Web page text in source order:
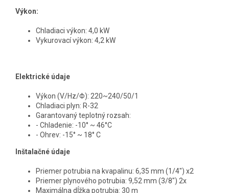
Výkon:
Chladiaci výkon: 4,0 kW
Vykurovací výkon: 4,2 kW
Elektrické údaje
Výkon (V/Hz/Φ): 220~240/50/1
Chladiaci plyn: R-32
Garantovaný teplotný rozsah:
- Chladenie: -10° ~ 46°C
- Ohrev: -15° ~ 18° C
Inštalačné údaje
Priemer potrubia na kvapalinu: 6,35 mm (1/4") x2
Priemer plynového potrubia: 9,52 mm (3/8") 2x
Maximálna dĺžka potrubia: 30 m